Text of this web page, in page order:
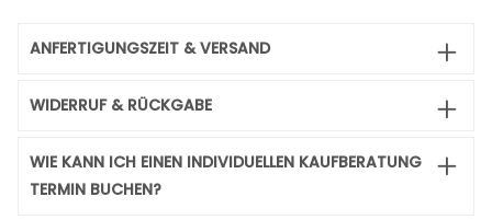
ANFERTIGUNGSZEIT & VERSAND
WIDERRUF & RÜCKGABE
WIE KANN ICH EINEN INDIVIDUELLEN KAUFBERATUNG
TERMIN BUCHEN?